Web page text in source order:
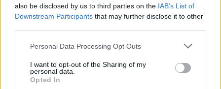
also be disclosed by us to third parties on the IAB’s List of
Downstream Participants that may further disclose it to other
Personal Data Processing Opt Outs
I want to opt-out of the Sharing of my
personal data.
Opted In